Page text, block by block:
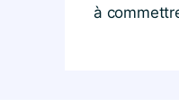
à